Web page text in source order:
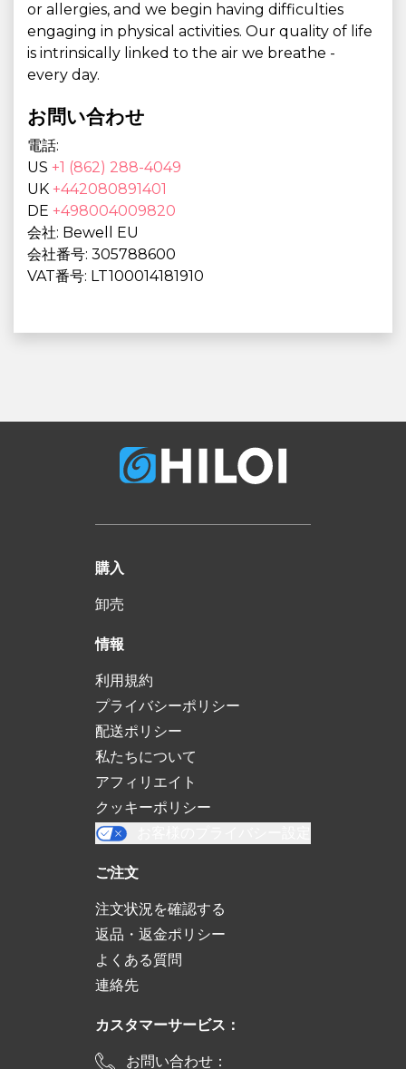
or allergies, and we begin having difficulties
engaging in physical activities. Our quality of life
is intrinsically linked to the air we breathe -
every day.
お問い合わせ
電話:
US +1 (862) 288-4049
UK +442080891401
DE +498004009820
会社: Bewell EU
会社番号: 305788600
VAT番号: LT100014181910
購入
卸売
情報
利用規約
プライバシーポリシー
配送ポリシー
私たちについて
アフィリエイト
クッキーポリシー
ご注文
注文状況を確認する
返品・返金ポリシー
よくある質問
連絡先
カスタマーサービス：
お問い合わせ：